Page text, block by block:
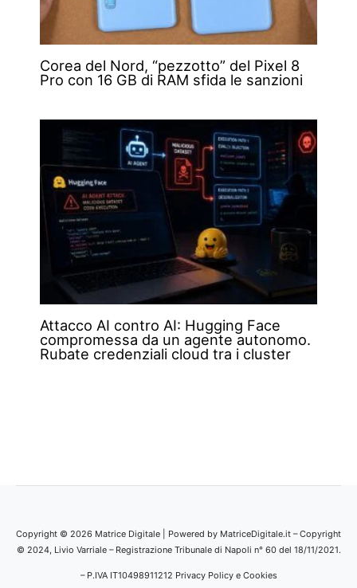
Corea del Nord, “pezzotto” del Pixel 8
Pro con 16 GB di RAM sfida le sanzioni
Attacco AI contro AI: Hugging Face
compromessa da un agente autonomo.
Rubate credenziali cloud tra i cluster
Copyright © 2026 Matrice Digitale | Powered by MatriceDigitale.it – Copyright
© 2024, Livio Varriale – Registrazione Tribunale di Napoli n° 60 del 18/11/2021.
– P.IVA IT10498911212 Privacy Policy e Cookies